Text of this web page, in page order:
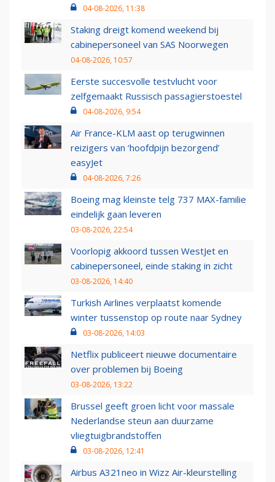
04-08-2026, 11:38
Staking dreigt komend weekend bij
cabinepersoneel van SAS Noorwegen
04-08-2026, 10:57
Eerste succesvolle testvlucht voor
zelfgemaakt Russisch passagierstoestel
04-08-2026, 9:54
Air France-KLM aast op terugwinnen
reizigers van ‘hoofdpijn bezorgend’
easyJet
04-08-2026, 7:26
Boeing mag kleinste telg 737 MAX-familie
eindelijk gaan leveren
03-08-2026, 22:54
Voorlopig akkoord tussen WestJet en
cabinepersoneel, einde staking in zicht
03-08-2026, 14:40
Turkish Airlines verplaatst komende
winter tussenstop op route naar Sydney
03-08-2026, 14:03
Netflix publiceert nieuwe documentaire
over problemen bij Boeing
03-08-2026, 13:22
Brussel geeft groen licht voor massale
Nederlandse steun aan duurzame
vliegtuigbrandstoffen
03-08-2026, 12:41
Airbus A321neo in Wizz Air-kleurstelling